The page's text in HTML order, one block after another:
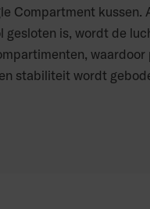
Compartment kussen.
gesloten is, wordt de
waardoor
stabiliteit wordt